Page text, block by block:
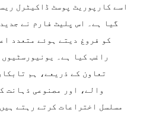
اسے کارپوریٹ پوسٹ ڈاکیٹرل
گیا ہے۔ اس پلیٹ فارم نے
کو فروغ دیتے ہوئے متعدد
راغب کیا ہے۔
تعاون کے ذریعے، ہم
والے، اور مصنوعی ذہانت
مسلسل اختراعات کرتے رہتے